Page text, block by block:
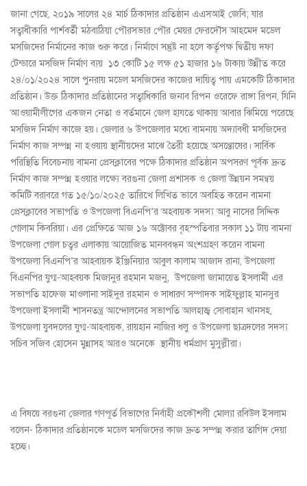
জানা গেছে, ২০১৯ সালের ২৪ মার্চ ঠিকাদার প্রতিষ্ঠান এএসআই জেবি; যার
সত্বাধীকারি পার্শবর্তী মঠবাঠিয়া পৌরসভার পৌর মেয়র ফেরদৌস আহমেদ মডেল
মসজিদের নির্মানের কাজ শুরু করে। নির্মাণে সন্তুষ্ট না হলে কর্তৃপক্ষ দ্বিতীয় দফা
টেন্ডারে মসজিদ নির্মাণ ব্যয় ১৩ কোটি ১৫ লক্ষ ৫১ হাজার ১৬ টাকায় উন্নীত করে
২৪/০১/২০২৪ সালে পুনরায় মডেল মসজিদের কাজের দায়িত্ব পায় এমকেটি ঠিকাদার
প্রতিষ্ঠান। উক্ত ঠিকাদার প্রতিষ্ঠানের সত্বাধিকারি জনাব রিপন ওরেফে রাঙ্গা রিপন, যিনি
আওয়ামীলীগের একজন নেতা ও বর্তমানে জেল হাযতে থাকায় আবার ঝিমিয়ে পরেছে
মসজিদ নির্মাণ কাজে হয়। জেলার ৬ উপজেলার মধ্যে বামনায় অদ্যাবধী মসজিদের
নির্মাণ কাজ সম্পন্ন না হওয়ায় স্থানীয়দের মাঝে তৈরী হয়েছে অসন্তোষের। সার্বিক
পরিস্থিতি বিবেচনায় বামনা প্রেসক্লাবের পক্ষে ঠিকাদার প্রতিষ্ঠান অপসরণ পূর্বক দ্রুত
নির্মাণ কাজ সম্পন্ন হওয়ার লক্ষ্যে বরগুনা জেলা প্রশাসক ও জেলা উন্নয়ন সমন্বয়
কমিটি বরাবরে গত ১৫/১০/২০২৫ তারিখে লিখিত ভাবে অবহিত করেন বামনা
প্রেসক্লাবের সভাপতি ও উপজেলা বিএনপি’র অহবায়ক সদস্য আবু নাসের সিদ্দিক
গোলাম কিবরিয়া। এর প্রেক্ষিতে আজ ১৬ অক্টোবর বৃহস্পতিবার সকাল ১১ টায় বামনা
উপজেলা গোল চত্বর এলাকায় আয়োজিত মানববন্ধন অংশগ্রহণ করেন বামনা
উপজেলা বিএনপি’র আহবায়ক ইঞ্জিনিয়ার আবুল কালাম আজাদ রানা, উপজেলা
বিএনপির যুগ্ম-আহবয়ক মিজানুর রহমান মজনু, উপজেলা জামায়েত ইসলামী এর
সভাপতি হাফেজ মাওলানা সাইদুর রহমান ও সাধারণ সম্পাদক সাইফুল্লাহ মানসুর
উপজেলা ইসলামী শাসনতন্ত্র আন্দোলনের সভাপতি আলহাজ্ব সোবাহান খানসহ,
উপজেলা যুবদলের যুগ্ম-আহবায়ক, রায়হান নাজির ধলু ও উপজেলা ছাত্রদলের সদস্য
সচিব সজিব হোসেন মুন্নাসহ আরও অনেকে স্থানীয় ধর্মপ্রাণ মুসুল্লীরা।
এ বিষয়ে বরগুনা জেলার গণপূর্ত বিভাগের নির্বাহী প্রকৌশলী মোল্যা রবিউল ইসলাম
বলেন- ঠিকাদার প্রতিষ্ঠানকে মডেল মসজিদের কাজ দ্রুত সম্পন্ন করার তাগিদ দেয়া
হচ্ছে।